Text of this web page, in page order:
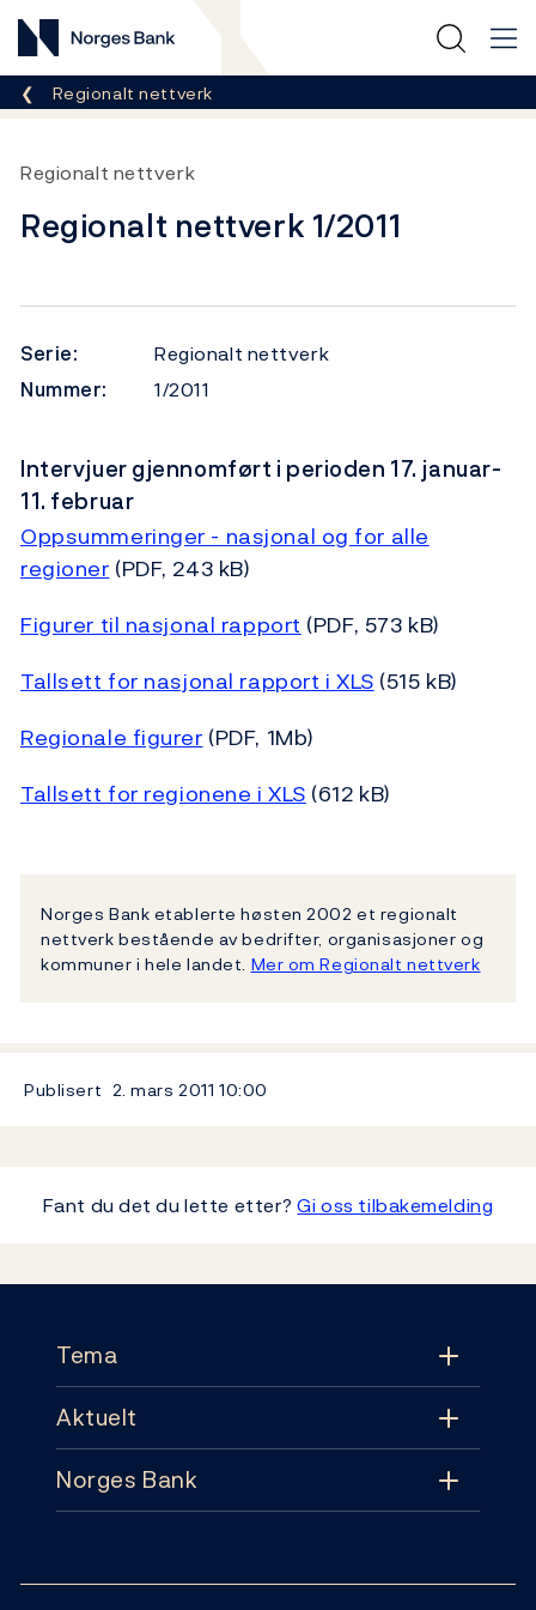
Norges Bank
Her er du nå:
Regionalt nettverk
Regionalt nettverk
Regionalt nettverk 1/2011
Serie:
Regionalt nettverk
Nummer:
1/2011
Intervjuer gjennomført i perioden 17. januar-
11. februar
Oppsummeringer - nasjonal og for alle
regioner(PDF, 243 kB)
Figurer til nasjonal rapport(PDF, 573 kB)
Tallsett for nasjonal rapport i XLS(515 kB)
Regionale figurer(PDF, 1Mb)
Tallsett for regionene i XLS(612 kB)
Norges Bank etablerte høsten 2002 et regionalt
nettverk bestående av bedrifter, organisasjoner og
kommuner i hele landet. Mer om Regionalt nettverk
Publisert 2. mars 2011 10:00
Fant du det du lette etter?Gi oss tilbakemelding
Tema
Tema
Pengepolitikk
Aktuelt
Aktuelt
Norges Bank